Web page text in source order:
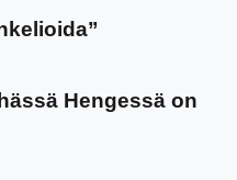
Hengessä on